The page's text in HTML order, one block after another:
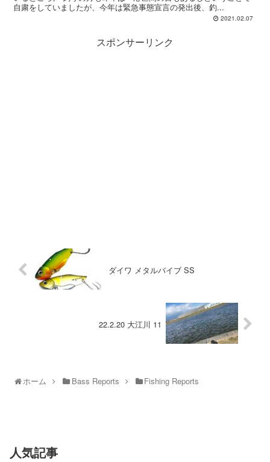
自粛をしていましたが、今年は緊急事態宣言の発出後、釣...
2021.02.07
スポンサーリンク
ダイワ メタルバイブ SS
22.2.20 大江川 11
ホーム Bass Reports Fishing Reports
人気記事